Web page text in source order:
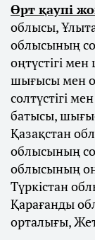
Өрт қаупі
облысы,
облысының
оңтүстігі
шығысы мен
солтүстігі
батысы,
Қазақстан
облысының
облысының
Түркістан
Қарағанды
орталығы,